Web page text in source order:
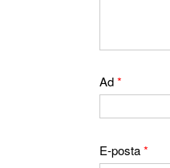
Ad*
E-posta*